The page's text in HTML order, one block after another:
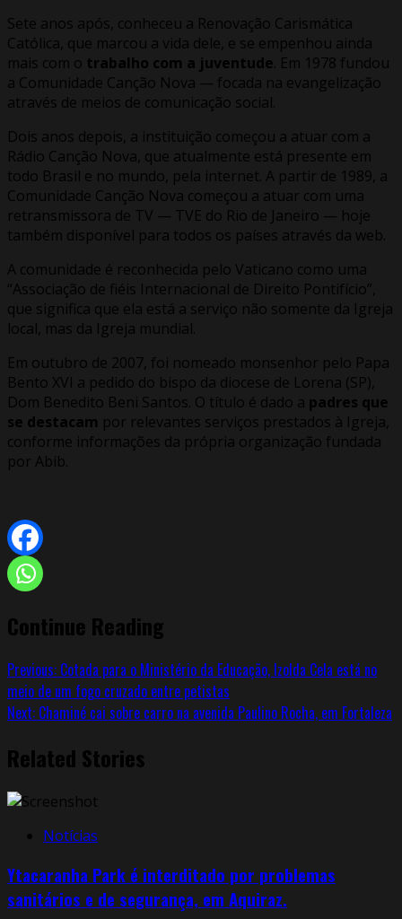
Sete anos após, conheceu a Renovação Carismática
Católica, que marcou a vida dele, e se empenhou ainda
mais com o trabalho com a juventude. Em 1978 fundou
a Comunidade Canção Nova — focada na evangelização
através de meios de comunicação social.
Dois anos depois, a instituição começou a atuar com a
Rádio Canção Nova, que atualmente está presente em
todo Brasil e no mundo, pela internet. A partir de 1989, a
Comunidade Canção Nova começou a atuar com uma
retransmissora de TV — TVE do Rio de Janeiro — hoje
também disponível para todos os países através da web.
A comunidade é reconhecida pelo Vaticano como uma
“Associação de fiéis Internacional de Direito Pontifício”,
que significa que ela está a serviço não somente da Igreja
local, mas da Igreja mundial.
Em outubro de 2007, foi nomeado monsenhor pelo Papa
Bento XVI a pedido do bispo da diocese de Lorena (SP),
Dom Benedito Beni Santos. O título é dado a padres que
se destacam por relevantes serviços prestados à Igreja,
conforme informações da própria organização fundada
por Abib.
Continue Reading
Previous: Cotada para o Ministério da Educação, Izolda Cela está no
meio de um fogo cruzado entre petistas
Next: Chaminé cai sobre carro na avenida Paulino Rocha, em Fortaleza
Related Stories
Notícias
Ytacaranha Park é interditado por problemas
sanitários e de segurança, em Aquiraz.